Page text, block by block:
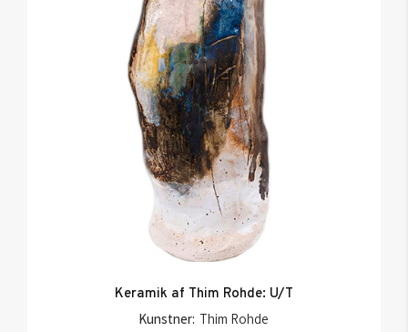
Keramik af Thim Rohde: U/T
Kunstner: Thim Rohde